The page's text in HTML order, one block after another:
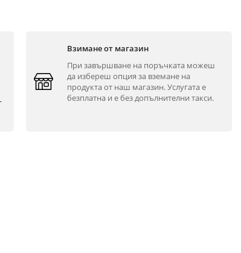
Взимане от магазин
При завършване на поръчката можеш
да избереш опция за вземане на
продукта от наш магазин. Услугата е
безплатна и е без допълнителни такси.